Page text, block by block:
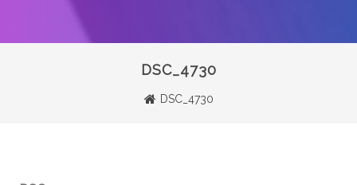
DSC_4730
DSC_4730